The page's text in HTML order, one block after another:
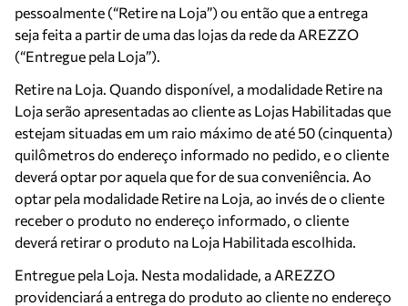
pessoalmente (“Retire na Loja”) ou então que a entrega
seja feita a partir de uma das lojas da rede da AREZZO
(“Entregue pela Loja”).
Retire na Loja. Quando disponível, a modalidade Retire na
Loja serão apresentadas ao cliente as Lojas Habilitadas que
estejam situadas em um raio máximo de até 50 (cinquenta)
quilômetros do endereço informado no pedido, e o cliente
deverá optar por aquela que for de sua conveniência. Ao
optar pela modalidade Retire na Loja, ao invés de o cliente
receber o produto no endereço informado, o cliente
deverá retirar o produto na Loja Habilitada escolhida.
Entregue pela Loja. Nesta modalidade, a AREZZO
providenciará a entrega do produto ao cliente no endereço